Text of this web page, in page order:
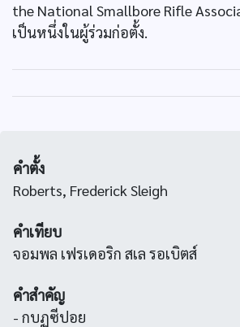
the National Smallbore Rifle
เป็นหนึ่งในผู้ร่วมก่อตั้ง.
คำตั้ง
Roberts, Frederick Sleigh
คำเทียบ
จอมพล เฟรเดอริก สเล รอเบิตส์
คำสำคัญ
- กบฏซีปอย